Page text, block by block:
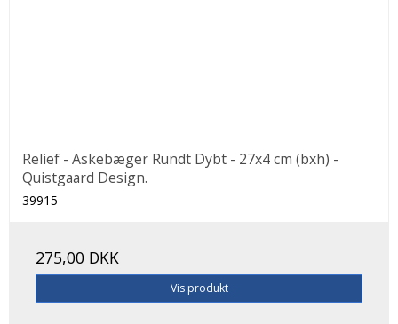
Relief - Askebæger Rundt Dybt - 27x4 cm (bxh) -
Quistgaard Design.
39915
275,00 DKK
Vis produkt